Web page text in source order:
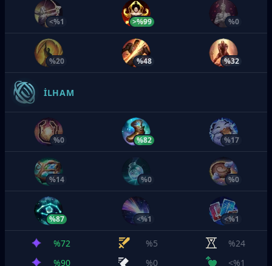
<%1 >%99 %0
%20 %48 %32
İLHAM
%0 %82 %17
%14 %0 %0
%87 <%1 <%1
%72 %5
%24
%90
%0 <%1